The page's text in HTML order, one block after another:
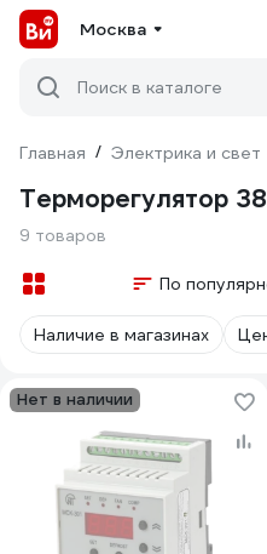
Москва
Поиск в каталоге
Главная / Электрика и свет
Терморегулятор
9 товаров
По
Наличие в магазинах
Нет в наличии